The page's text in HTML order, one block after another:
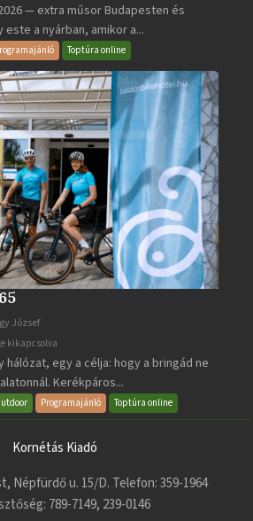
— extra műsor Budapesten és
este a nyárban, amikor a...
Toptúra online
József
kikapcsolva
hálózat, egy a célja: hogy a bringád ne
Kerékpáros...
Programajánló Toptúra online
Kornétás Kiadó
Népfürdő u. 15/D. Telefon: 359-1964
789-7149, 239-0146